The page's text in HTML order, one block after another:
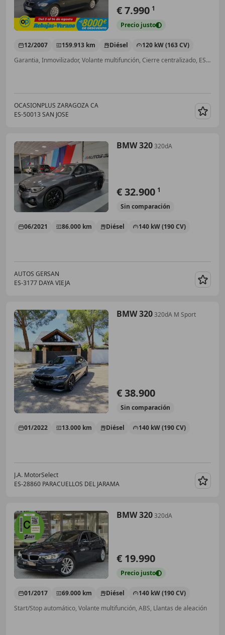
€ 7.990 1
Precio justo
12/2007 159.913 km Diésel
120 kW (163 CV)
Garantia, Inmovilizador, Volante multifunción, Cierre centralizado, ESP, Isofix, ABS, Dirección asistida
OCASIONPLUS ZARAGOZA CA
ES-50013 SAN JOSE
BMW 320320dA
€ 32.900 1
Sin comparación
06/2021 86.000 km Diésel 140 kW (190 CV)
AUTOS GERSAN
ES-3177 DAYA VIEJA
BMW 320320dA M Sport
€ 38.900
Sin comparación
01/2022 13.000 km Diésel 140 kW (190 CV)
J.A. MotorSelect
ES-28860 PARACUELLOS DEL JARAMA
BMW 320320dA
€ 19.990
Precio justo
01/2017 69.000 km Diésel
140 kW (190 CV)
Start/Stop automático, Volante multifunción, ABS, Llantas de aleación